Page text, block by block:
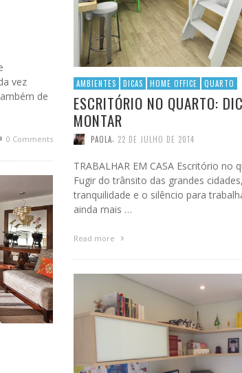
vez
de
0 Comments
AMBIENTES DICAS HOME OFFICE QUARTO
ESCRITÓRIO NO QUARTO:
MONTAR
PAOLA 22 DE JULHO DE 2014
TRABALHAR EM CASA Escritório no
Fugir do trânsito das grandes
tranquilidade e o silêncio para
ainda mais …
Read more